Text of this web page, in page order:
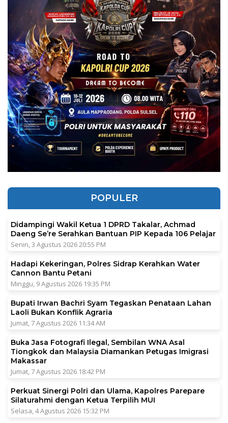
POPULER
Didampingi Wakil Ketua 1 DPRD Takalar, Achmad
Daeng Se’re Serahkan Bantuan PIP Kepada 106 Pelajar
Senin, 3 Agustus 2026 20:55 PM
Hadapi Kekeringan, Polres Sidrap Kerahkan Water
Cannon Bantu Petani
Minggu, 9 Agustus 2026 19:35 PM
Bupati Irwan Bachri Syam Tegaskan Penataan Lahan
Laoli Bukan Konflik Agraria
Jumat, 7 Agustus 2026 11:34 AM
Buka Jasa Fotografi Ilegal, Sembilan WNA Asal
Tiongkok dan Malaysia Diamankan Petugas Imigrasi
Makassar
Jumat, 7 Agustus 2026 18:42 PM
Perkuat Sinergi Polri dan Ulama, Kapolres Parepare
Silaturahmi dengan Ketua Terpilih MUI
Selasa, 4 Agustus 2026 15:32 PM